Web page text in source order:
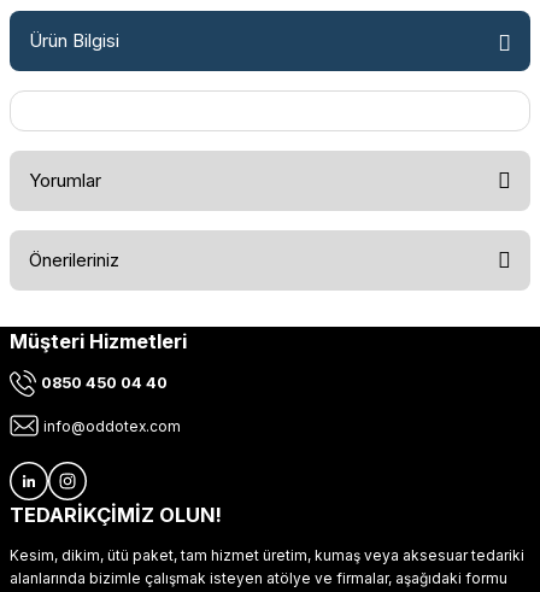
Ürün Bilgisi
Yorumlar
Önerileriniz
Bu ürünün fiyat bilgisi, resim, ürün açıklamalarında ve diğer
kullanarak tarafımıza iletebilirsiniz.
Ürün resmi kalitesiz, bozuk veya görüntülenemiyor.
Ürün açıklamasında eksik bilgiler bulunuyor.
Ürün fiyatı diğer sitelerden daha pahalı.
Müşteri Hizmetleri
0850 450 04 40
info@oddotex.com
TEDARİKÇİMİZ OLUN!
Kesim, dikim, ütü paket, tam hizmet üretim, kumaş veya aksesuar tedariki
alanlarında bizimle çalışmak isteyen atölye ve firmalar, aşağıdaki formu